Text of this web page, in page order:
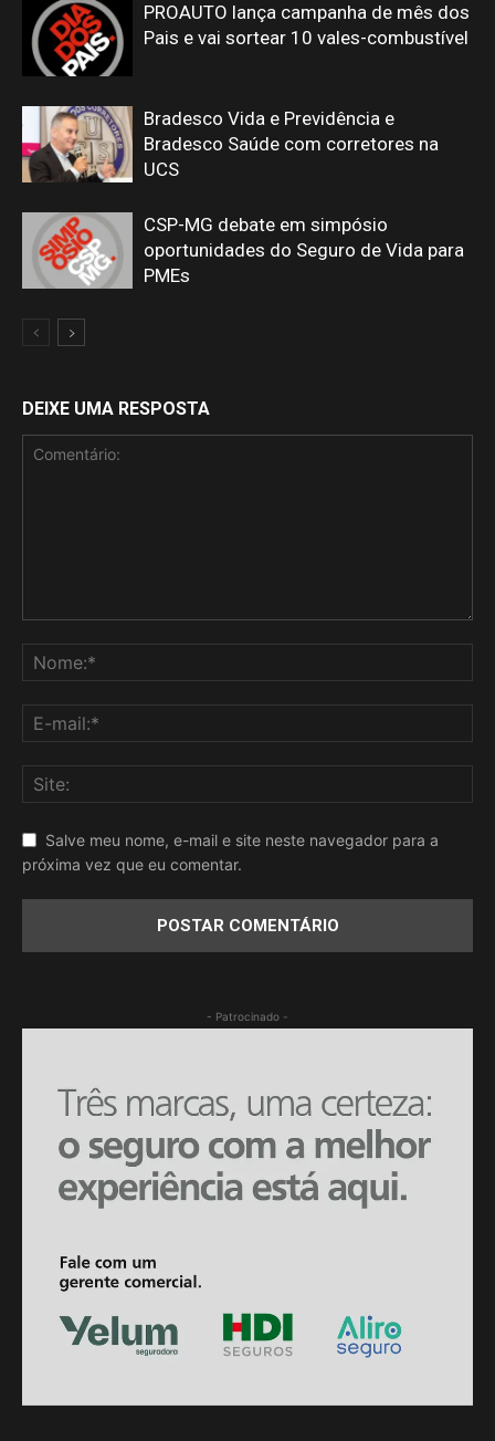
PROAUTO lança campanha de mês dos
Pais e vai sortear 10 vales-combustível
Bradesco Vida e Previdência e
Bradesco Saúde com corretores na
UCS
CSP-MG debate em simpósio
oportunidades do Seguro de Vida para
PMEs
DEIXE UMA RESPOSTA
Salve meu nome, e-mail e site neste navegador para a
próxima vez que eu comentar.
- Patrocinado -